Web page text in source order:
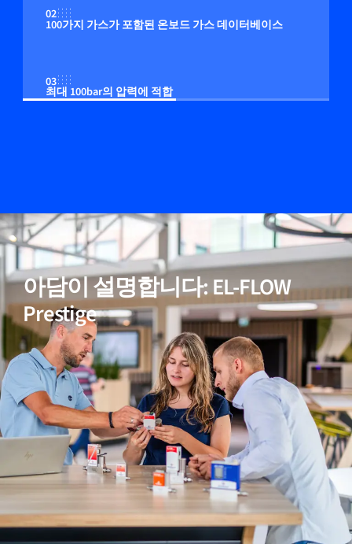
02
100가지 가스가 포함된 온보드 가스 데이터베이스
03
최대 100bar의 압력에 적합
05
비활성(반응성) 가스에 적합
06
정확한 온도 보정
아담이 설명합니다: EL-FLOW
Prestige